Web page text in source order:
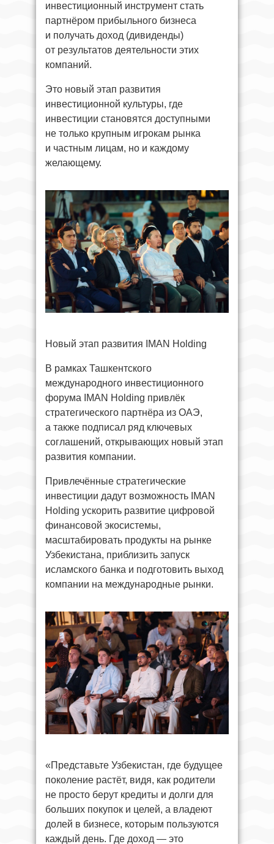
инвестиционный инструмент стать
партнёром прибыльного бизнеса
и получать доход (дивиденды)
от результатов деятельности этих
компаний.
Это новый этап развития
инвестиционной культуры, где
инвестиции становятся доступными
не только крупным игрокам рынка
и частным лицам, но и каждому
желающему.
Новый этап развития IMAN Holding
В рамках Ташкентского
международного инвестиционного
форума IMAN Holding привлёк
стратегического партнёра из ОАЭ,
а также подписал ряд ключевых
соглашений, открывающих новый этап
развития компании.
Привлечённые стратегические
инвестиции дадут возможность IMAN
Holding ускорить развитие цифровой
финансовой экосистемы,
масштабировать продукты на рынке
Узбекистана, приблизить запуск
исламского банка и подготовить выход
компании на международные рынки.
«Представьте Узбекистан, где будущее
поколение растёт, видя, как родители
не просто берут кредиты и долги для
больших покупок и целей, а владеют
долей в бизнесе, которым пользуются
каждый день. Где доход — это